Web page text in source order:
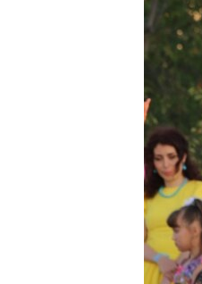
КРЫМ.НЕПОКОРЕННЫЙ
УКРАИНСКАЯ ПРОБЛЕМА КРЫМА